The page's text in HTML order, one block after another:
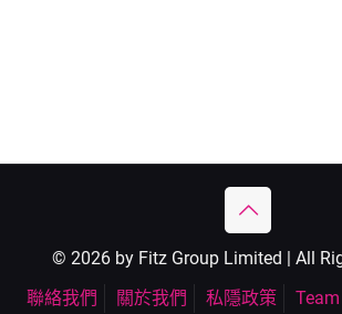
© 2026 by Fitz Group Limited | All
聯絡我們
關於我們 私隱政策